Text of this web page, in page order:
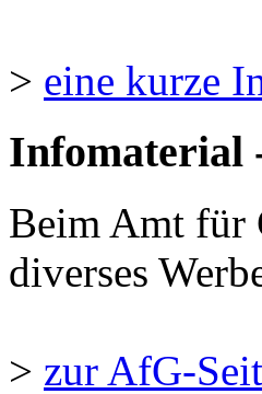
> eine kurze
Infomaterial
Beim Amt für
diverses
> zur AfG-